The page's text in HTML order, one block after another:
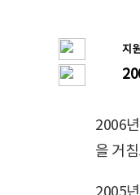
지
2006
을 거